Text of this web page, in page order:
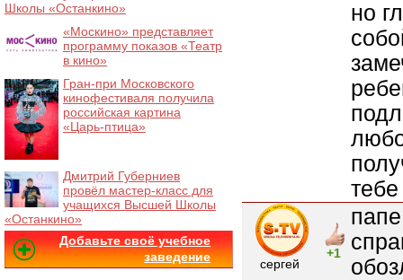
но
сергей
+1
Школы «Останкино»
«Москино» представляет
программу показов «Театр
в кино»
Гран-при Московского
кинофестиваля получила
российская картина
«Царь-птица»
Дмитрий Губерниев
провёл мастер-класс для
учащихся Высшей Школы
«Останкино»
Добавьте своё учебное
заведение